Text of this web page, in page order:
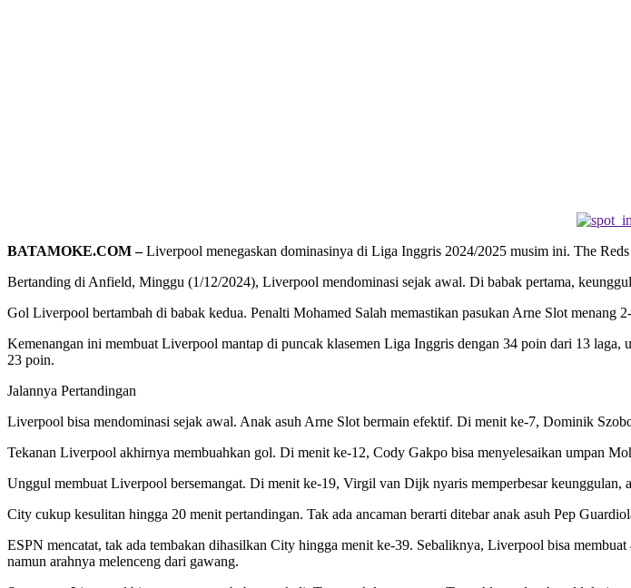
BATAMOKE.COM –Liverpool menegaskan dominasinya di Liga Inggris 2024/2025 musim ini. The
Bertanding di Anfield, Minggu (1/12/2024), Liverpool mendominasi sejak awal. Di babak pertama,
Gol Liverpool bertambah di babak kedua. Penalti Mohamed Salah memastikan pasukan Arne Slot menang
Kemenangan ini membuat Liverpool mantap di puncak klasemen Liga Inggris dengan 34 poin dari 13
23 poin.
Jalannya Pertandingan
Liverpool bisa mendominasi sejak awal. Anak asuh Arne Slot bermain efektif. Di menit ke-7, Dominik
Tekanan Liverpool akhirnya membuahkan gol. Di menit ke-12, Cody Gakpo bisa menyelesaikan umpan
Unggul membuat Liverpool bersemangat. Di menit ke-19, Virgil van Dijk nyaris memperbesar
City cukup kesulitan hingga 20 menit pertandingan. Tak ada ancaman berarti ditebar anak asuh Pep
ESPN mencatat, tak ada tembakan dihasilkan City hingga menit ke-39. Sebaliknya, Liverpool bisa
namun arahnya melenceng dari gawang.